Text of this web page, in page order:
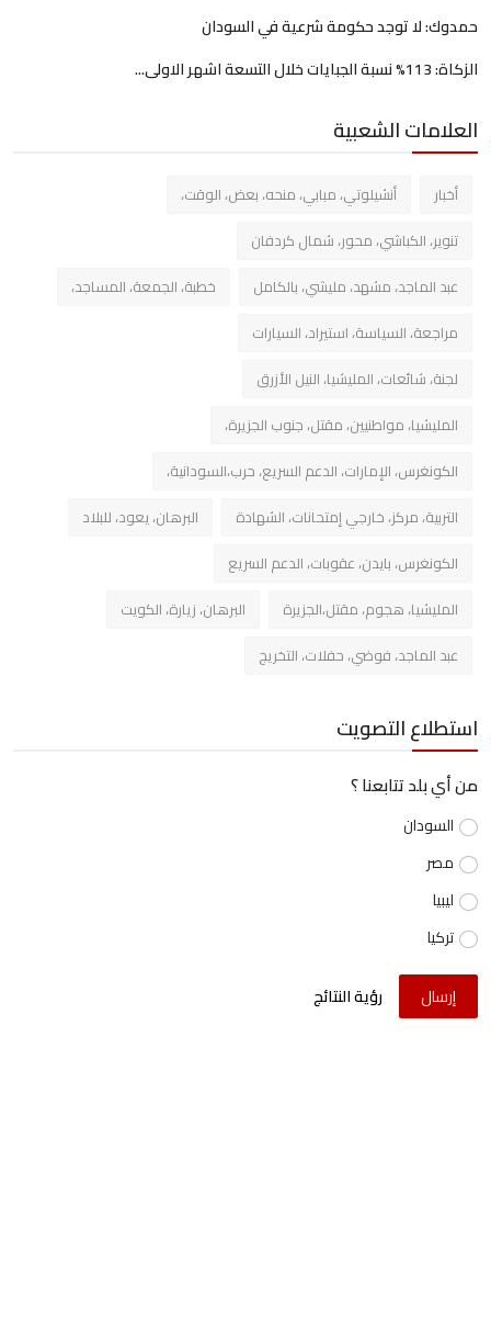
حمدوك: لا توجد حكومة شرعية في السودان
الزكاة: 113% نسبة الجبايات خلال التسعة اشهر الاولى...
العلامات الشعبية
أخبار
أنشيلوتي، مبابي، منحه، بعض، الوقت،
تنوير، الكباشي، محور، شمال كردفان
عبد الماجد، مشهد، مليشي، بالكامل
خطبة، الجمعة، المساجد،
مراجعة، السياسة، استيراد، السيارات
لجنة، شائعات، المليشيا، النيل الأزرق
المليشيا، مواطنيين، مقتل، جنوب الجزيرة،
الكونغرس، الإمارات، الدعم السريع، حرب،السودانية،
التربية، مركز، خارجي إمتحانات، الشهادة
البرهان، يعود، للبلاد
الكونغرس، بايدن، عقوبات، الدعم السريع
المليشيا، هجوم، مقتل،الجزيرة
البرهان، زيارة، الكويت
عبد الماجد، فوضي، حفلات، التخريج
استطلاع التصويت
من أي بلد تتابعنا ؟
السودان
مصر
ليبيا
تركيا
إرسال رؤية النتائج